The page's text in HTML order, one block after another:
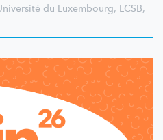
du Luxembourg, LCSB,